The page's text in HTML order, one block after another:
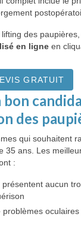
des
en ligne en
GRATUIT
bon
des
qui souhaitent
35 ans. Les
:
aucun